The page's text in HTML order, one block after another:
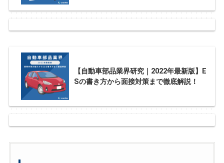
【自動車部品業界研究｜2022年最新版】E
Sの書き方から面接対策まで徹底解説！